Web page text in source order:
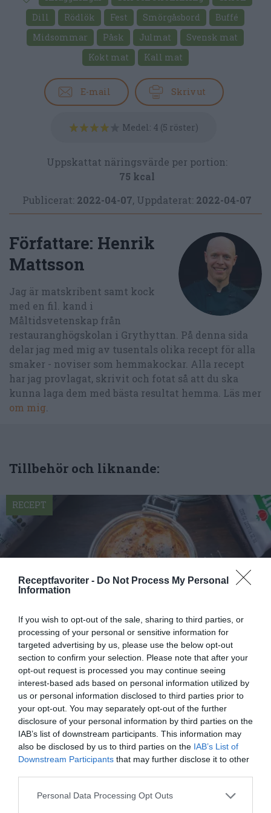
Receptfavoriter - Do Not Process My Personal
Information
If you wish to opt-out of the sale, sharing to third parties, or
processing of your personal or sensitive information for
targeted advertising by us, please use the below opt-out
section to confirm your selection. Please note that after your
opt-out request is processed you may continue seeing
interest-based ads based on personal information utilized by
us or personal information disclosed to third parties prior to
your opt-out. You may separately opt-out of the further
disclosure of your personal information by third parties on the
IAB’s list of downstream participants. This information may
also be disclosed by us to third parties on the IAB’s List of
Downstream Participants that may further disclose it to other
Personal Data Processing Opt Outs
Dill
Rödlök Fest Smörgåsbord
Buffé
Midsommar
Påsk Julmat
Svensk mat
Kokt mat
Kall mat
E-mail Skriv ut
Medel: 4 (5 röster)
Uppskattat näringsvärde per portion:
75 kcal
Publicerat: 2022-04-07, Uppdaterat: 2022-04-07
Författare: Henrik
Mattsson
Jag är matskribent samt kock
med en fil. kand i
Måltidsvetenskap från
restauranghögskolan i Grythyttan. På denna sida
delar jag med mig av tusentals olika recept för alla
smaker - noviser som hemmakockar. Alla recept
har jag provlagat, skrivit och fotat så att du ska
kunna laga dem med bästa resultat hemma. Läs mer
om mig
Tillbehör och liknande:
Tomatsill
Tomatsill - en krämig sill med gräddfil och
majonnäs smaksatt med tomatpuré och lök. Lägg in
sillfiléer...
RECEPT
RECEPT